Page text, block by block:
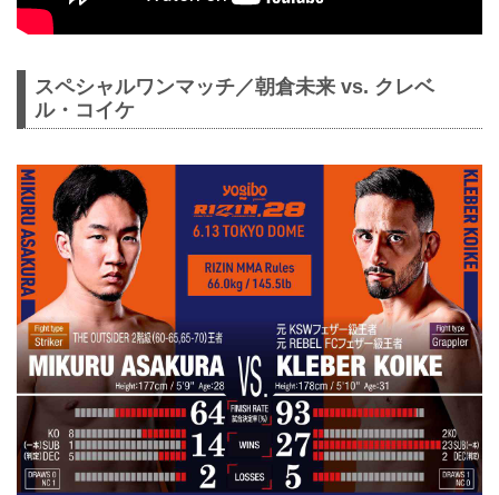
スペシャルワンマッチ／朝倉未来 vs. クレベ
ル・コイケ